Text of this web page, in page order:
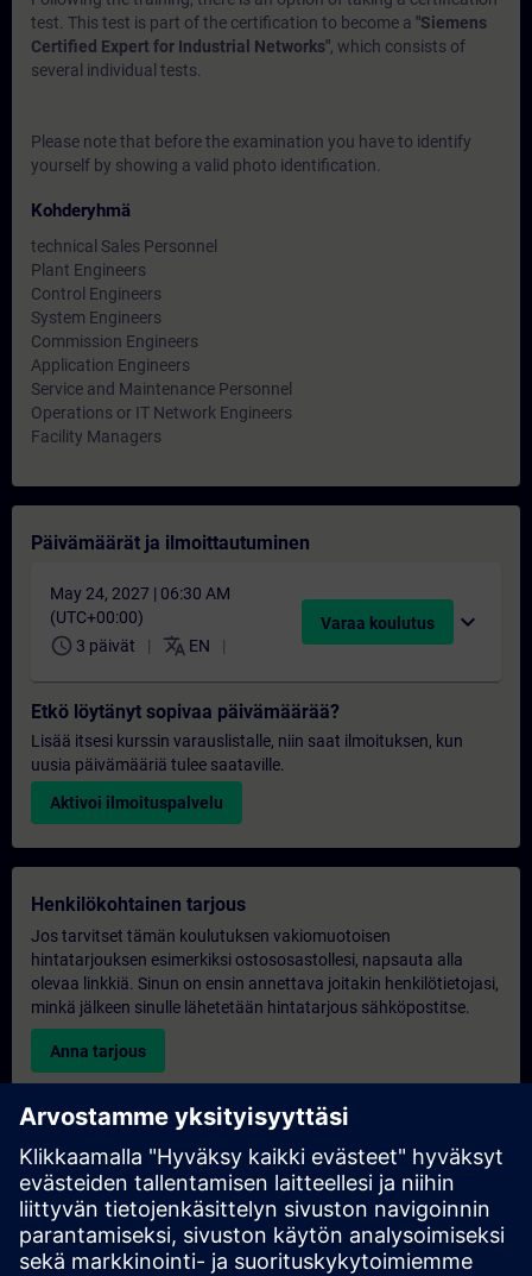
test. This test is part of the certification to become a "Siemens
Certified Expert for Industrial Networks", which consists of
several individual tests.
Please note that before the examination you have to identify
yourself by showing a valid photo identification.
Kohderyhmä
technical Sales Personnel
Plant Engineers
Control Engineers
System Engineers
Commission Engineers
Application Engineers
Service and Maintenance Personnel
Operations or IT Network Engineers
Facility Managers
Päivämäärät ja ilmoittautuminen
May 24, 2027 | 06:30 AM
(UTC+00:00)
schedule 3 päivät translate EN
Varaa koulutus expand_more
Etkö löytänyt sopivaa päivämäärää?
Lisää itsesi kurssin varauslistalle, niin saat ilmoituksen, kun
uusia päivämääriä tulee saataville.
Aktivoi ilmoituspalvelu
Henkilökohtainen tarjous
Jos tarvitset tämän koulutuksen vakiomuotoisen
hintatarjouksen esimerkiksi ostososastollesi, napsauta alla
olevaa linkkiä. Sinun on ensin annettava joitakin henkilötietojasi,
minkä jälkeen sinulle lähetetään hintatarjous sähköpostitse.
Anna tarjous
Yksinomainen koulutustiedustelu
Täytä alla oleva kyselylomake, jos haluat tarjouksen
yksinoikeudella järjestettävästä koulutuksesta joko paikan
päällä, virtuaalisesti tai SITRAIN-koulutuskeskuksessamme.
Tämäntyyppinen pyyntö sopii suuremmille ryhmille (vähintään 6